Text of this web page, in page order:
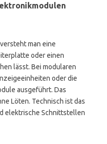
man eine
oder einen
lässt. Bei modularen
oder die
ausgeführt. Das
Löten. Technisch ist das
elektrische Schnittstellen